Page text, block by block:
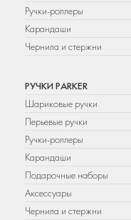
Ручки-роллеры
Карандаши
Чернила и стержни
РУЧКИ PARKER
Шариковые ручки
Перьевые ручки
Ручки-роллеры
Карандаши
Подарочные наборы
Аксессуары
Чернила и стержни